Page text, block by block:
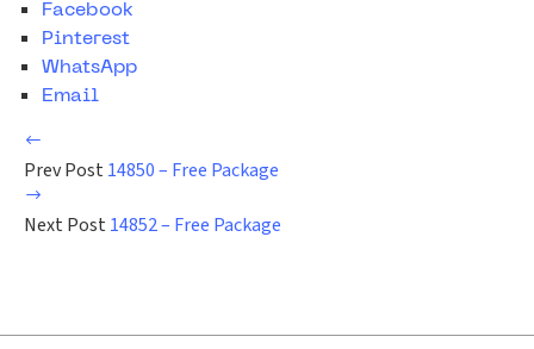
Facebook
Pinterest
WhatsApp
Email
Prev Post 14850 – Free Package
Next Post 14852 – Free Package